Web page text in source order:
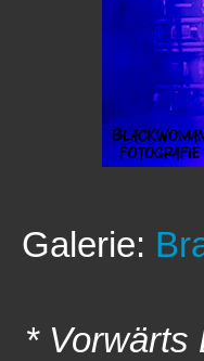
Galerie:
* Vorwärts